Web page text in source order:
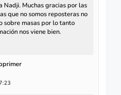
Nadji. Muchas gracias por las
que no somos reposteras no
sobre masas por lo tanto
nos viene bien.